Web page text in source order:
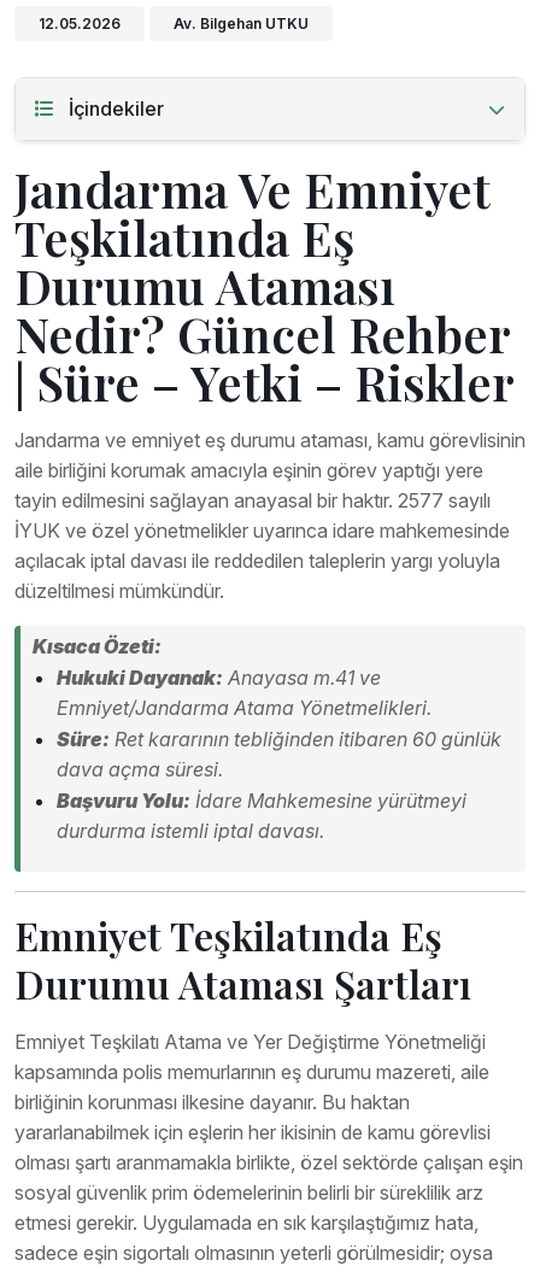
12.05.2026
Av. Bilgehan UTKU
İçindekiler
Jandarma Ve Emniyet
Teşkilatında Eş
Durumu Ataması
Nedir? Güncel Rehber
| Süre – Yetki – Riskler
Jandarma ve emniyet eş durumu ataması, kamu görevlisinin
aile birliğini korumak amacıyla eşinin görev yaptığı yere
tayin edilmesini sağlayan anayasal bir haktır. 2577 sayılı
İYUK ve özel yönetmelikler uyarınca idare mahkemesinde
açılacak iptal davası ile reddedilen taleplerin yargı yoluyla
düzeltilmesi mümkündür.
Kısaca Özeti:
Hukuki Dayanak: Anayasa m.41 ve
Emniyet/Jandarma Atama Yönetmelikleri.
Süre: Ret kararının tebliğinden itibaren 60 günlük
dava açma süresi.
Başvuru Yolu: İdare Mahkemesine yürütmeyi
durdurma istemli iptal davası.
Emniyet Teşkilatında Eş
Durumu Ataması Şartları
Emniyet Teşkilatı Atama ve Yer Değiştirme Yönetmeliği
kapsamında polis memurlarının eş durumu mazereti, aile
birliğinin korunması ilkesine dayanır. Bu haktan
yararlanabilmek için eşlerin her ikisinin de kamu görevlisi
olması şartı aranmamakla birlikte, özel sektörde çalışan eşin
sosyal güvenlik prim ödemelerinin belirli bir süreklilik arz
etmesi gerekir. Uygulamada en sık karşılaştığımız hata,
sadece eşin sigortalı olmasının yeterli görülmesidir; oysa